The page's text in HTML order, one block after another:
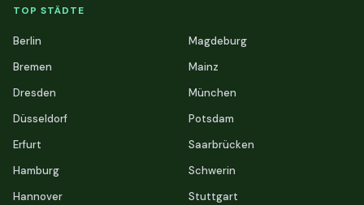
TOP STÄDTE
Berlin
Bremen
Dresden
Düsseldorf
Erfurt
Hamburg
Hannover
Magdeburg
Mainz
München
Potsdam
Saarbrücken
Schwerin
Stuttgart